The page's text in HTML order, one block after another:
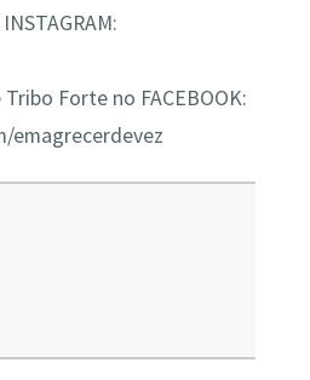
Forte no FACEBOOK:
emagrecerdevez